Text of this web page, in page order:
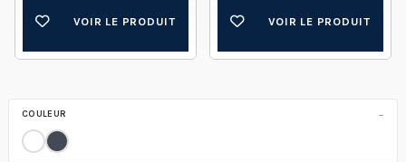
VOIR LE PRODUIT VOIR LE PRODUIT
COULEUR −